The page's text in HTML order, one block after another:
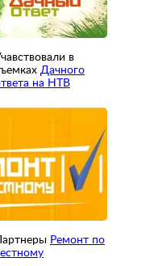
в
Дачного
на НТВ
Партнеры Ремонт по